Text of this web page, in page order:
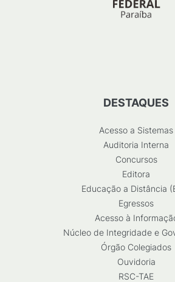
DESTAQUES
Acesso a Sistemas
Auditoria Interna
Concursos
Editora
Educação a Distância
Egressos
Acesso à
Núcleo de Integridade e
Órgão Colegiados
Ouvidoria
RSC-TAE